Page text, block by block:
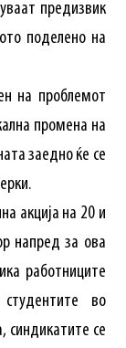
предизвик
поделено на
на проблемот
промена на
заедно ќе се
акција на 20 и
напред за ова
работниците
во
синдикатите се